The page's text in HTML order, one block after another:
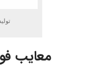
معایب